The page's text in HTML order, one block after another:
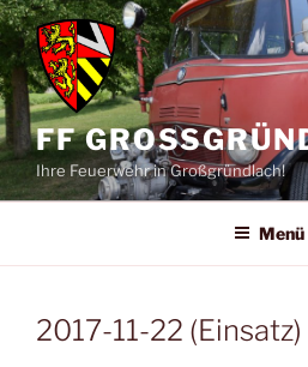
Zum
Inhalt
springen
FF
Ihre Feuerwehr in Großgründlach!
Menü
2017-11-22 (Einsatz)